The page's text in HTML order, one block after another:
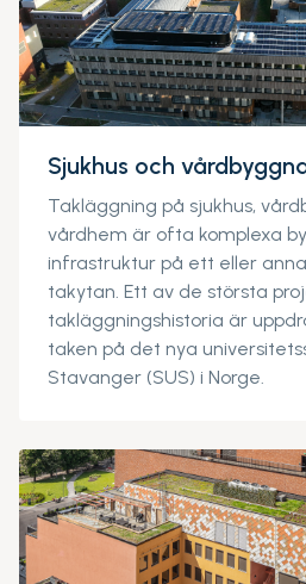
Sjukhus och
Takläggning på sjukhus,
vårdhem är ofta komplexa
infrastruktur på ett eller
takytan. Ett av de största
takläggningshistoria är
taken på det nya
Stavanger (SUS) i Norge.